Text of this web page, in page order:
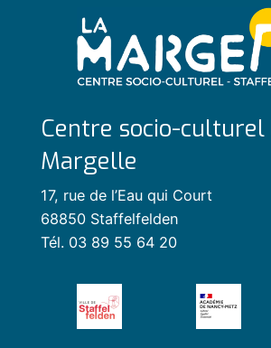
Centre socio-culturel
Margelle
17, rue de l’Eau qui Court
68850 Staffelfelden
Tél. 03 89 55 64 20